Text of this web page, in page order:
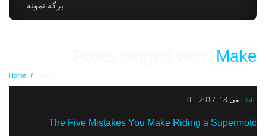
برگه نمونه
Posts tagged with:Make
Home
Date: می 18, 2017 0
The Five Mistakes You Make Riding a Supermoto